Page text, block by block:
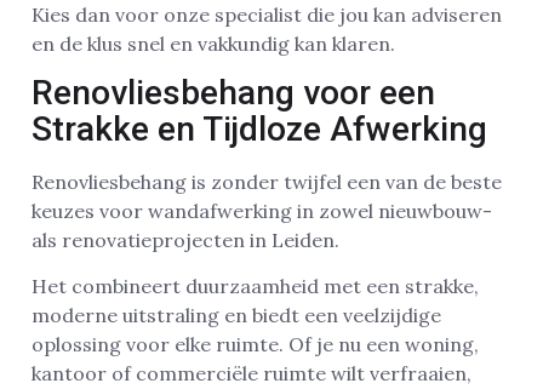
Kies dan voor onze specialist die jou kan adviseren
en de klus snel en vakkundig kan klaren.
Renovliesbehang voor een
Strakke en Tijdloze Afwerking
Renovliesbehang is zonder twijfel een van de beste
keuzes voor wandafwerking in zowel nieuwbouw-
als renovatieprojecten in Leiden.
Het combineert duurzaamheid met een strakke,
moderne uitstraling en biedt een veelzijdige
oplossing voor elke ruimte. Of je nu een woning,
kantoor of commerciële ruimte wilt verfraaien,